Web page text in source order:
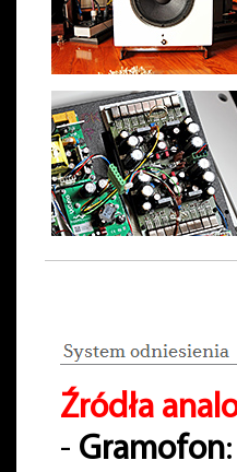
Źródła
- Gramofon